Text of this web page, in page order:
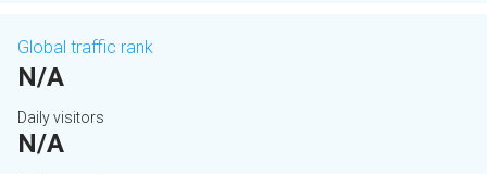
Global traffic rank
N/A
Daily visitors
N/A